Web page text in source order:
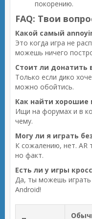
покорению.
FAQ: Твои
Какой самый
Это когда игра не
можешь ничего
Стоит ли донатить
Только если дико
можно обойтись.
Как найти хорошие
Ищи на форумах и в
чему.
Могу ли я играть
К сожалению, нет. AR
но факт.
Есть ли у игры
Да, ты можешь играть
Android!